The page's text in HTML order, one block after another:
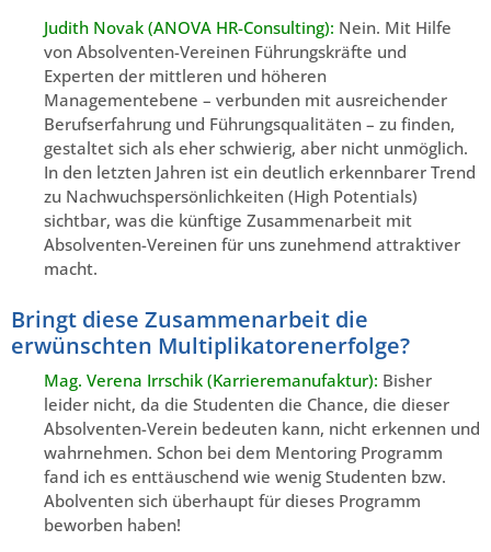
Judith Novak (ANOVA HR-Consulting): Nein. Mit Hilfe
von Absolventen-Vereinen Führungskräfte und
Experten der mittleren und höheren
Managementebene – verbunden mit ausreichender
Berufserfahrung und Führungsqualitäten – zu finden,
gestaltet sich als eher schwierig, aber nicht unmöglich.
In den letzten Jahren ist ein deutlich erkennbarer Trend
zu Nachwuchspersönlichkeiten (High Potentials)
sichtbar, was die künftige Zusammenarbeit mit
Absolventen-Vereinen für uns zunehmend attraktiver
macht.
Bringt diese Zusammenarbeit die
erwünschten Multiplikatorenerfolge?
Mag. Verena Irrschik (Karrieremanufaktur): Bisher
leider nicht, da die Studenten die Chance, die dieser
Absolventen-Verein bedeuten kann, nicht erkennen und
wahrnehmen. Schon bei dem Mentoring Programm
fand ich es enttäuschend wie wenig Studenten bzw.
Abolventen sich überhaupt für dieses Programm
beworben haben!